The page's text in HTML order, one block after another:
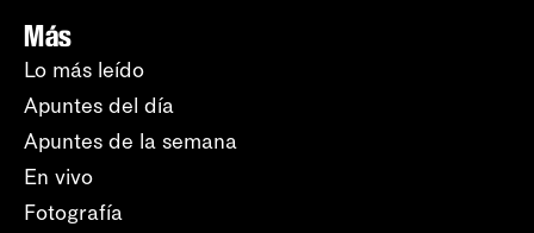
Más
Lo más leído
Apuntes del día
Apuntes de la semana
En vivo
Fotografía